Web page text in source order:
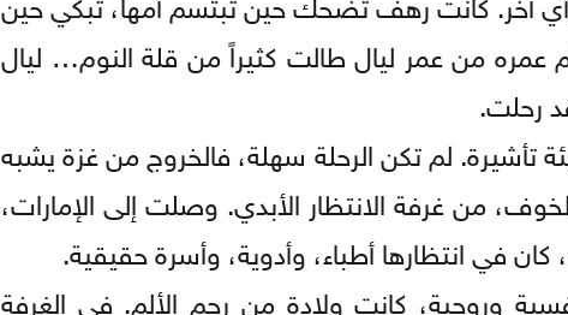
من عمر ليال طالت كثيراً من قلة النوم… ليال
رحلت.
تأشيرة. لم تكن الرحلة سهلة، فالخروج من غزة يشبه
من غرفة الانتظار الأبدي. وصلت إلى الإمارات،
في انتظارها أطباء، وأدوية، وأسرة حقيقية.
وروحية، كانت ولادة من رحم الألم. في الغرفة